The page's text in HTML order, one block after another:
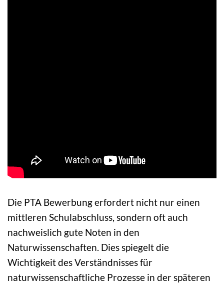
Die PTA Bewerbung erfordert nicht nur einen
mittleren Schulabschluss, sondern oft auch
nachweislich gute Noten in den
Naturwissenschaften. Dies spiegelt die
Wichtigkeit des Verständnisses für
naturwissenschaftliche Prozesse in der späteren